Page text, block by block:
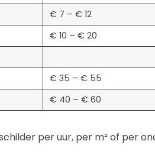
€ 7 – € 12
€ 10 – € 20
€ 35 – € 55
€ 40 – € 60
per uur, per m² of per